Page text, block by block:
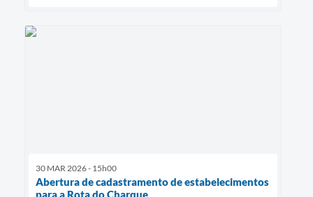
30 MAR 2026 - 15h00
Abertura de cadastramento de estabelecimentos
para a Rota do Charque